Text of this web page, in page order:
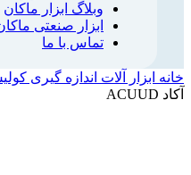
وبلاگ ابزار ماکان
ابزار صنعتی
تماس با ما
خانه ابزار آلات اندازه گیری
آکاد ACUUD